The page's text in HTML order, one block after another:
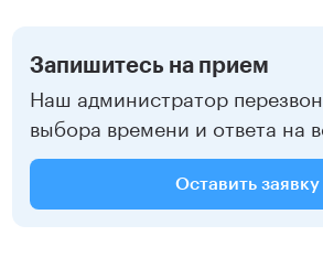
Запишитесь на прием
Наш администратор
выбора времени и ответа на
Оставить заявку